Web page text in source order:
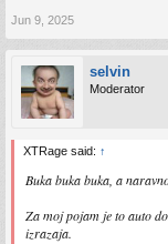
Jun 9, 2025
selvin
Moderator
XTRage said: ↑
Buka buka buka, a
Za moj pojam je to auto
izrazaja.